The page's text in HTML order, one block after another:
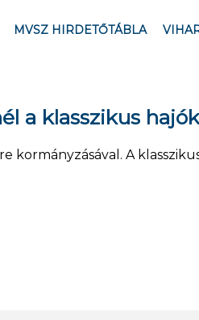
MVSZ HIRDETŐTÁBLA
a klasszikus
kormányzásával. A